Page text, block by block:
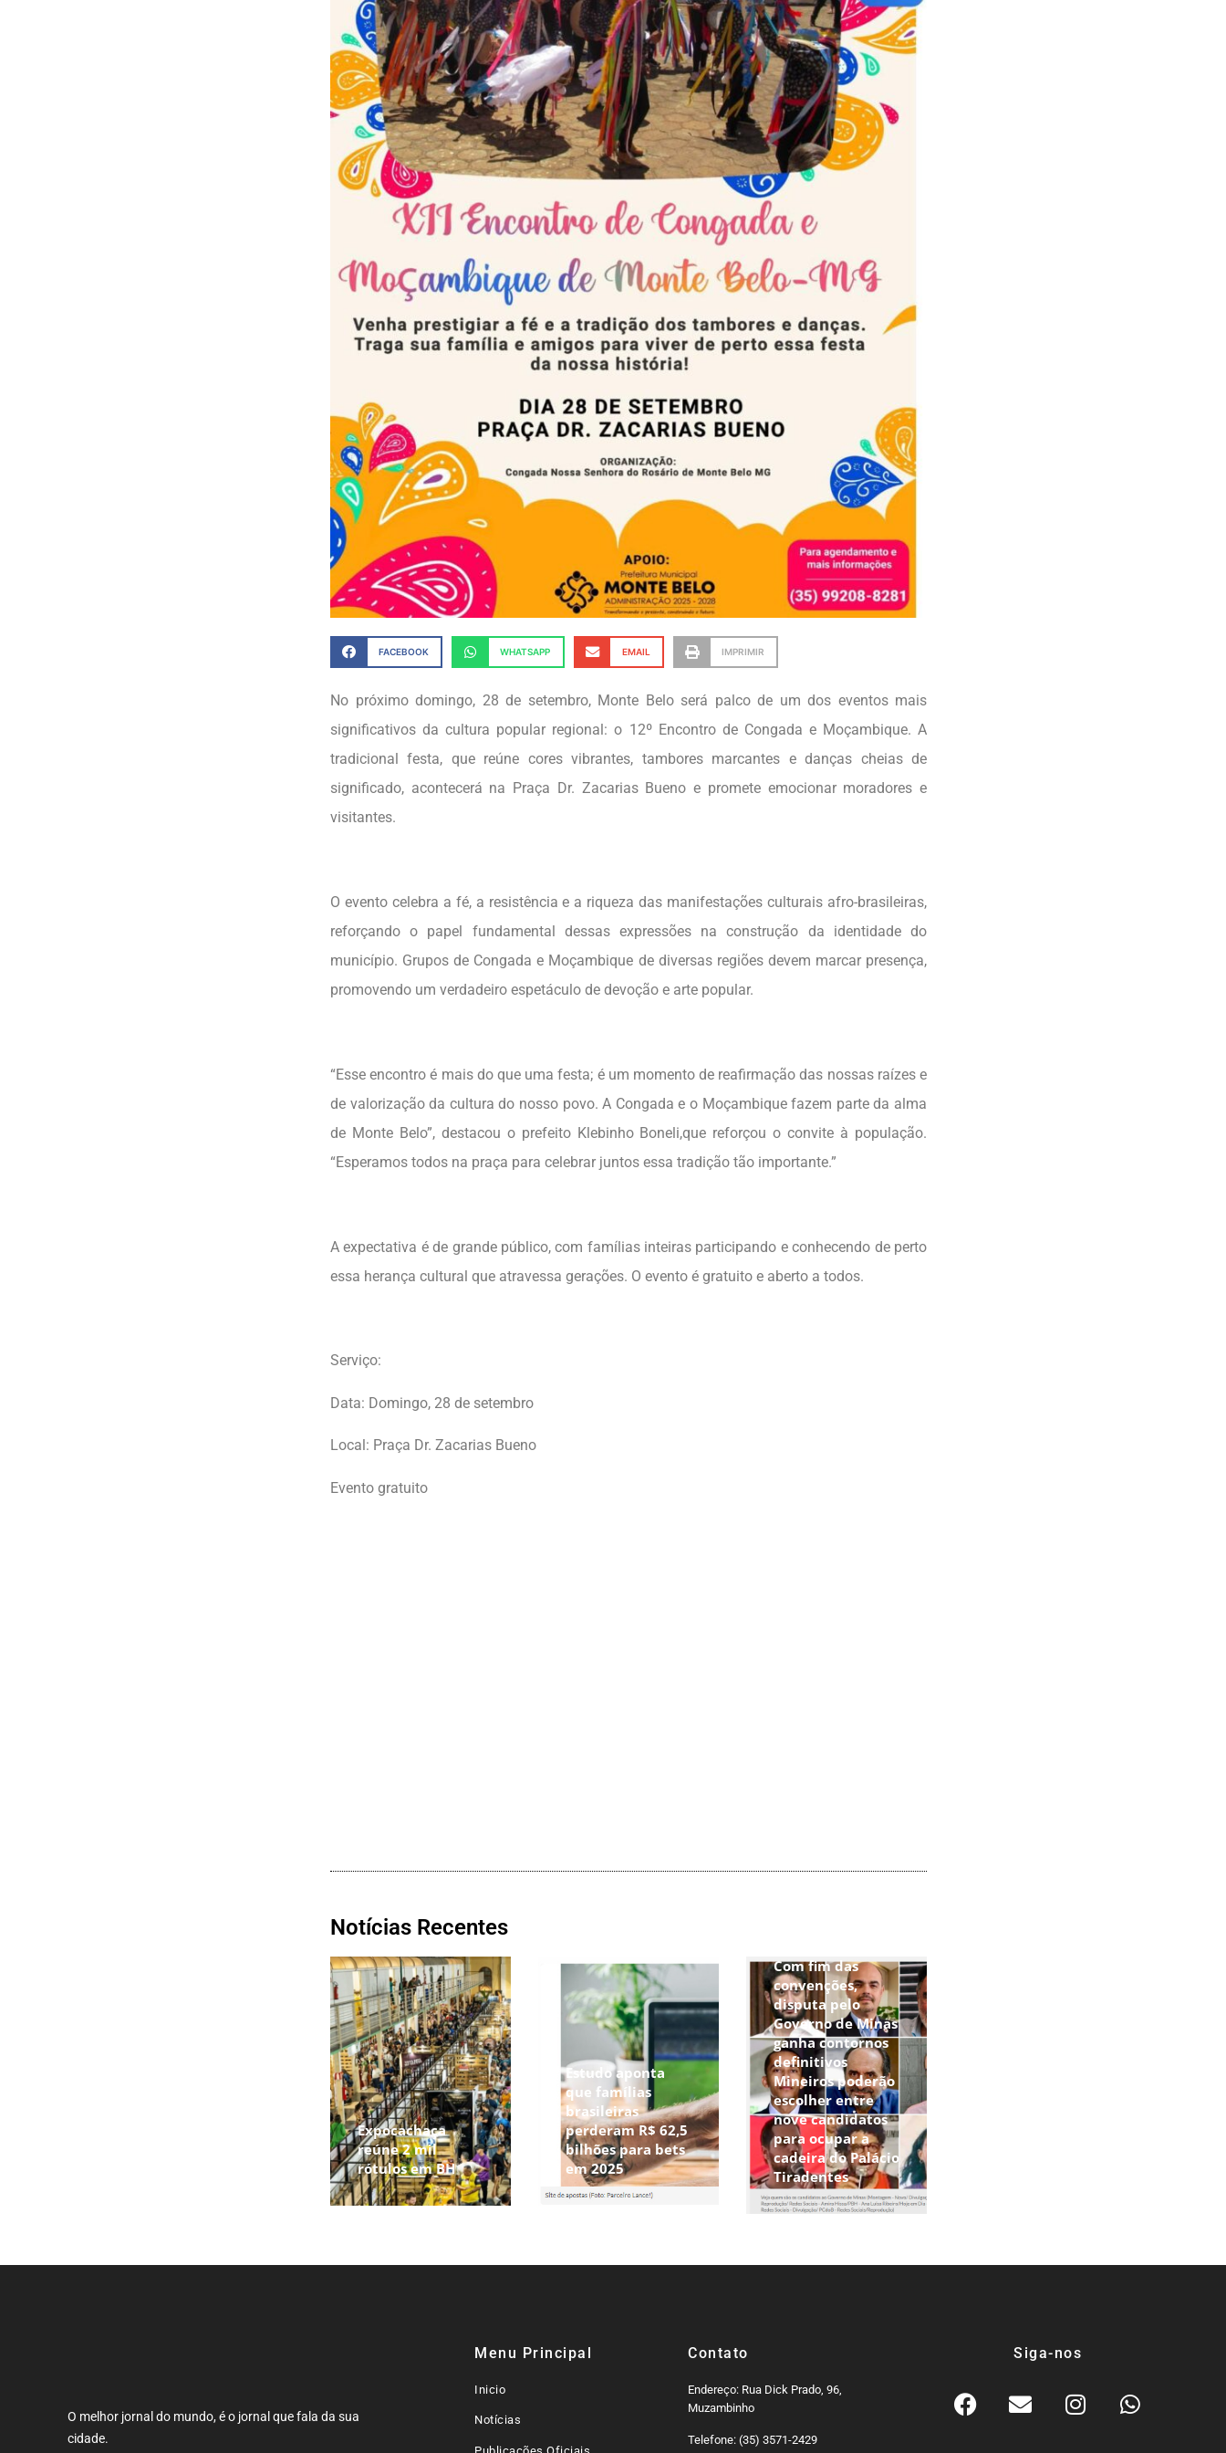
FACEBOOK WHATSAPP EMAIL IMPRIMIR
No próximo domingo, 28 de setembro, Monte Belo será palco de um dos eventos mais
significativos da cultura popular regional: o 12º Encontro de Congada e Moçambique. A
tradicional festa, que reúne cores vibrantes, tambores marcantes e danças cheias de
significado, acontecerá na Praça Dr. Zacarias Bueno e promete emocionar moradores e
visitantes.
O evento celebra a fé, a resistência e a riqueza das manifestações culturais afro-brasileiras,
reforçando o papel fundamental dessas expressões na construção da identidade do
município. Grupos de Congada e Moçambique de diversas regiões devem marcar presença,
promovendo um verdadeiro espetáculo de devoção e arte popular.
“Esse encontro é mais do que uma festa; é um momento de reafirmação das nossas raízes e
de valorização da cultura do nosso povo. A Congada e o Moçambique fazem parte da alma
de Monte Belo”, destacou o prefeito Klebinho Boneli,que reforçou o convite à população.
“Esperamos todos na praça para celebrar juntos essa tradição tão importante.”
A expectativa é de grande público, com famílias inteiras participando e conhecendo de perto
essa herança cultural que atravessa gerações. O evento é gratuito e aberto a todos.
Serviço:
Data: Domingo, 28 de setembro
Local: Praça Dr. Zacarias Bueno
Evento gratuito
Notícias Recentes
Expocachaça
reúne 2 mil
rótulos em BH
Estudo aponta
que famílias
brasileiras
perderam R$ 62,5
bilhões para bets
em 2025
Com fim das
convenções,
disputa pelo
Governo de Minas
ganha contornos
definitivos
Mineiros poderão
escolher entre
nove candidatos
para ocupar a
cadeira do Palácio
Tiradentes
O melhor jornal do mundo, é o jornal que fala da sua
cidade.
Menu Principal
Inicio
Notícias
Contato
Endereço: Rua Dick Prado, 96,
Muzambinho
Telefone: (35) 3571-2429
Siga-nos